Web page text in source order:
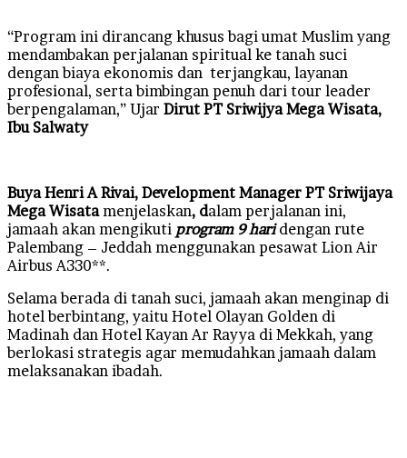
“Program ini dirancang khusus bagi umat Muslim yang
mendambakan perjalanan spiritual ke tanah suci
dengan biaya ekonomis dan terjangkau, layanan
profesional, serta bimbingan penuh dari tour leader
berpengalaman,” Ujar Dirut PT Sriwijya Mega Wisata,
Ibu Salwaty
Buya Henri A Rivai, Development Manager PT Sriwijaya
Mega Wisatamenjelaskan, dalam perjalanan ini,
jamaah akan mengikuti program 9 haridengan rute
Palembang – Jeddah menggunakan pesawat Lion Air
Airbus A330**.
Selama berada di tanah suci, jamaah akan menginap di
hotel berbintang, yaitu Hotel Olayan Golden di
Madinah dan Hotel Kayan Ar Rayya di Mekkah, yang
berlokasi strategis agar memudahkan jamaah dalam
melaksanakan ibadah.